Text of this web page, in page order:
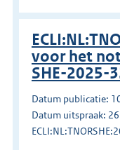
voor het
SHE-2025-
Datum publicatie:
Datum uitspraak: